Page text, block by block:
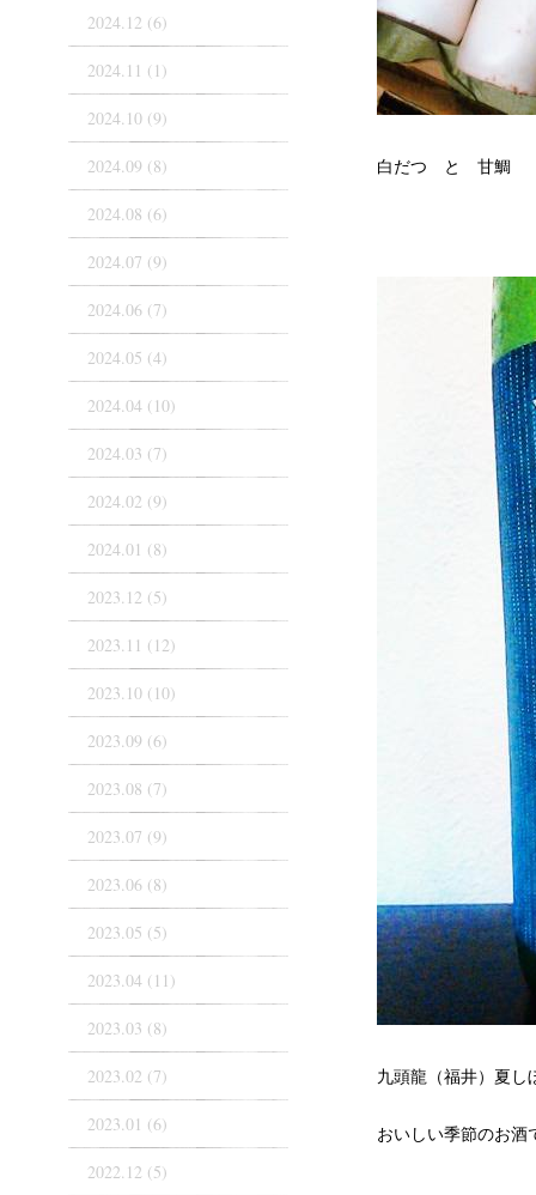
白だつ と 甘鯛
九頭龍（福井）夏
おいしい季節のお酒
2024.12 (6)
2024.11 (1)
2024.10 (9)
2024.09 (8)
2024.08 (6)
2024.07 (9)
2024.06 (7)
2024.05 (4)
2024.04 (10)
2024.03 (7)
2024.02 (9)
2024.01 (8)
2023.12 (5)
2023.11 (12)
2023.10 (10)
2023.09 (6)
2023.08 (7)
2023.07 (9)
2023.06 (8)
2023.05 (5)
2023.04 (11)
2023.03 (8)
2023.02 (7)
2023.01 (6)
2022.12 (5)